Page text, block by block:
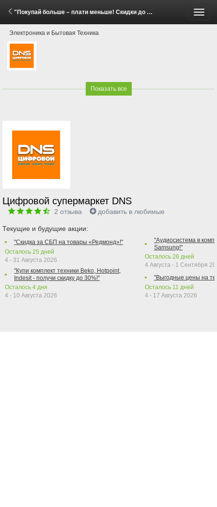
"Покупай больше – плати меньше! Скидки до 20% на бытовую технику Gorenje и Hisense!" (2 - 22 Июня 2026)
Электроника и Бытовая Техника
Показать все
Цифровой супермаркет DNS
2 отзыва добавить в любимые
Текущие и будущие акции:
"Скидка за СБП на товары «Редмонд»!"
Осталось 25 дней
4 - 31 Августа 2026
"Купи комплект техники Beko, Hotpoint,
Indesit - получи скидку до 30%!"
Осталось 4 дня
4 - 10 Августа 2026
"Аудиосистема в
Samsung!"
Осталось 26 дней
4 Августа - 1 Сентября
"Выгодные цены на
Осталось 11 дней
4 - 17 Августа 2026